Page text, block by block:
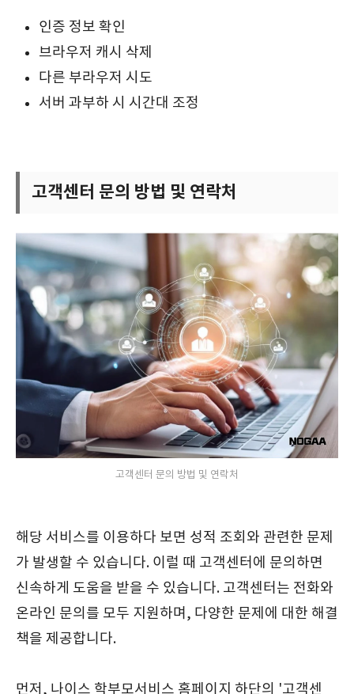
인증 정보 확인
브라우저 캐시 삭제
다른 부라우저 시도
서버 과부하 시 시간대 조정
고객센터 문의 방법 및 연락처
고객센터 문의 방법 및 연락처
해당 서비스를 이용하다 보면 성적 조회와 관련한 문제
가 발생할 수 있습니다. 이럴 때 고객센터에 문의하면
신속하게 도움을 받을 수 있습니다. 고객센터는 전화와
온라인 문의를 모두 지원하며, 다양한 문제에 대한 해결
책을 제공합니다.
먼저, 나이스 학부모서비스 홈페이지 하단의 '고객센